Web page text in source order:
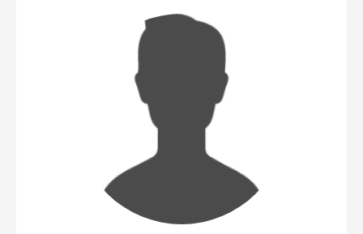
プレミアムサービスのご紹介
気象情報アプリ
栽培アシストAI
挑戦者たちの奮闘記
会員限定コンテンツ（無料）